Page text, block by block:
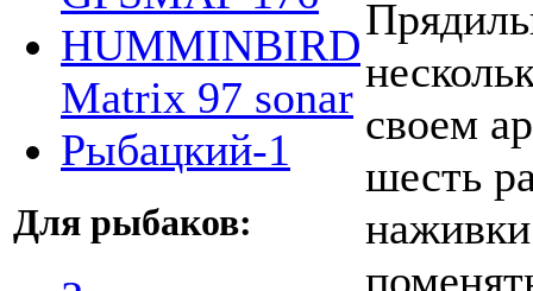
HUMMINBIRD
Matrix 97 sonar
Рыбацкий-1
Для рыбаков:
своем
шесть